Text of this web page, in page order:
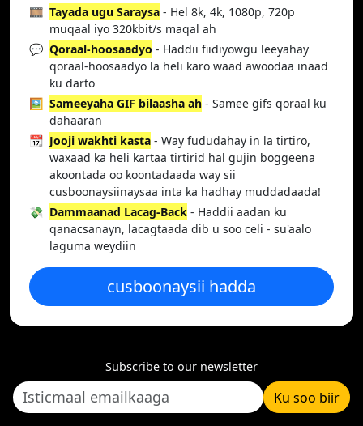
🎞️ Tayada ugu Saraysa - Hel 8k, 4k, 1080p, 720p
muqaal iyo 320kbit/s maqal ah
💬 Qoraal-hoosaadyo - Haddii fiidiyowgu leeyahay
qoraal-hoosaadyo la heli karo waad awoodaa inaad
ku darto
🖼️ Sameeyaha GIF bilaasha ah - Samee gifs qoraal ku
dahaaran
📆 Jooji wakhti kasta - Way fududahay in la tirtiro,
waxaad ka heli kartaa tirtirid hal gujin boggeena
akoontada oo koontadaada way sii
cusboonaysiinaysaa inta ka hadhay muddadaada!
💸 Dammaanad Lacag-Back - Haddii aadan ku
qanacsanayn, lacagtaada dib u soo celi - su'aalo
laguma weydiin
cusboonaysii hadda
Subscribe to our newsletter
Ku soo biir